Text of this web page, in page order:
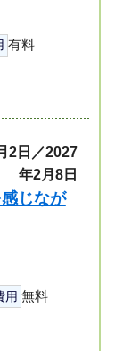
有料
2日／2027
年2月8日
じなが
用 無料